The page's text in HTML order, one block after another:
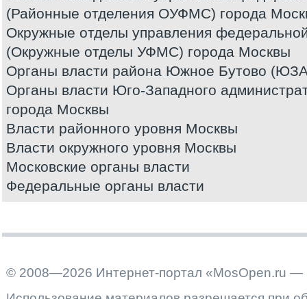
(Районные отделения ОУФМС) города
Окружные отделы управления
(Окружные отделы УФМС) города Москвы
Органы власти района Южное Бутово
Органы власти Юго-Западного
города Москвы
Власти районного уровня Москвы
Власти окружного уровня Москвы
Московские органы власти
Федеральные органы власти
© 2008—2026 Интернет-портал «MosOpen.ru —